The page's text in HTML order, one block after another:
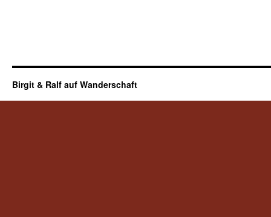
Birgit & Ralf auf Wanderschaft